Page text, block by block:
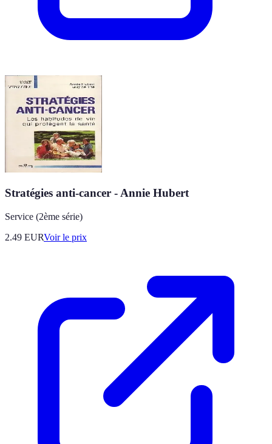
Stratégies anti-cancer - Annie Hubert
Service (2ème série)
2.49 EURVoir le prix